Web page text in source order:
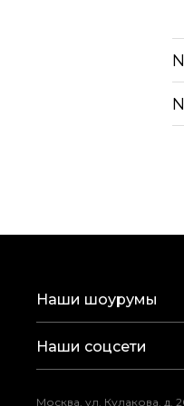
Наши шоурумы
Наши соцсети
Москва, ул. Кулакова, д.